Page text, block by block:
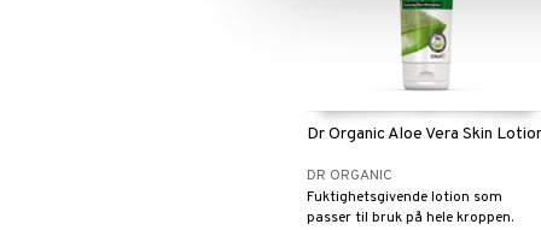
Dr Organic Aloe Vera Skin
DR ORGANIC
Fuktighetsgivende lotion som
passer til bruk på hele kroppen.